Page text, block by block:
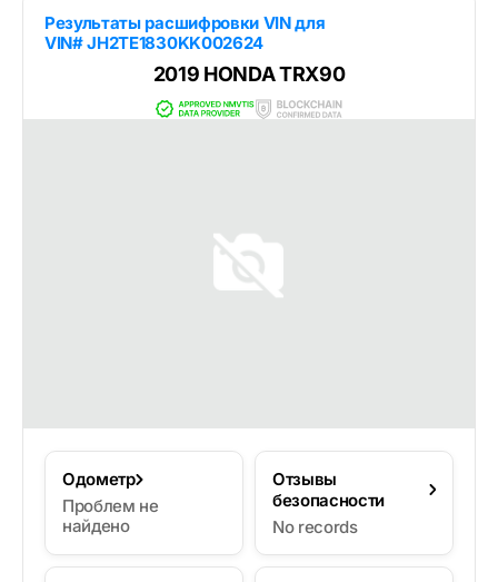
Результаты расшифровки VIN для
VIN# JH2TE1830KK002624
2019 HONDA TRX90
Одометр
Проблем не
найдено
Отзывы
безопасности
No records